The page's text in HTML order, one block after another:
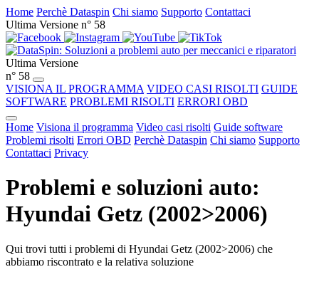
Home Perchè Dataspin Chi siamo Supporto Contattaci
Ultima Versione n° 58
Ultima Versione
n° 58
VISIONA IL PROGRAMMA VIDEO CASI RISOLTI GUIDE
SOFTWARE PROBLEMI RISOLTI ERRORI OBD
Home Visiona il programma Video casi risolti Guide software
Problemi risolti Errori OBD Perchè Dataspin Chi siamo Supporto
Contattaci Privacy
Problemi e soluzioni auto:
Hyundai Getz (2002>2006)
Qui trovi tutti i problemi di Hyundai Getz (2002>2006) che
abbiamo riscontrato e la relativa soluzione